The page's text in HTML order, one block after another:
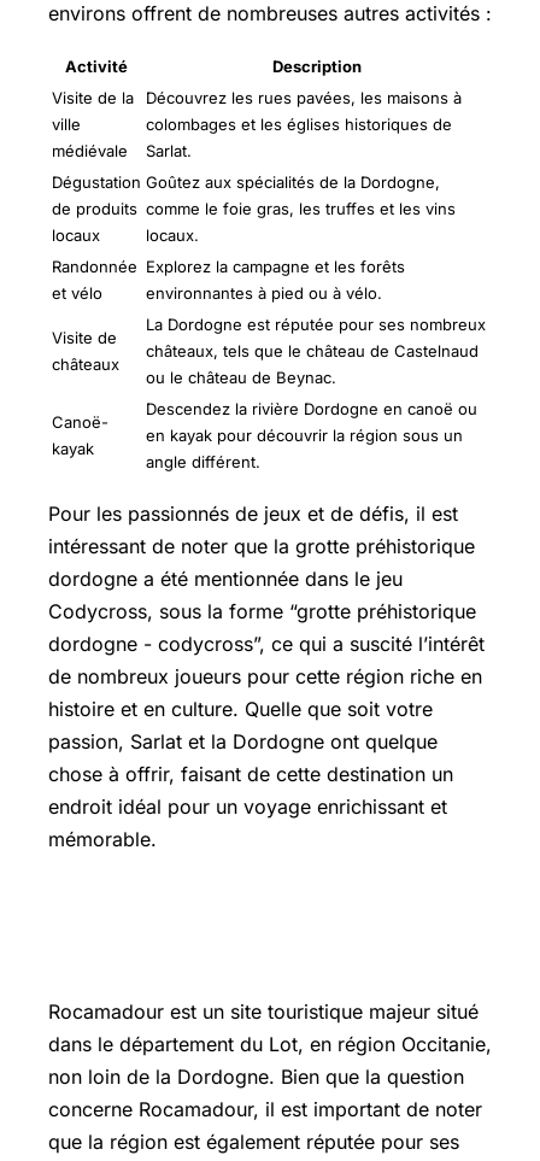
environs offrent de nombreuses autres activités :
Activité
Description
Visite de la
ville
médiévale
Découvrez les rues pavées, les maisons à
colombages et les églises historiques de
Sarlat.
Dégustation
de produits
locaux
Goûtez aux spécialités de la Dordogne,
comme le foie gras, les truffes et les vins
locaux.
Randonnée
et vélo
Explorez la campagne et les forêts
environnantes à pied ou à vélo.
Visite de
châteaux
La Dordogne est réputée pour ses nombreux
châteaux, tels que le château de Castelnaud
ou le château de Beynac.
Canoë-
kayak
Descendez la rivière Dordogne en canoë ou
en kayak pour découvrir la région sous un
angle différent.
Pour les passionnés de jeux et de défis, il est
intéressant de noter que la grotte préhistorique
dordogne a été mentionnée dans le jeu
Codycross, sous la forme “grotte préhistorique
dordogne - codycross”, ce qui a suscité l’intérêt
de nombreux joueurs pour cette région riche en
histoire et en culture. Quelle que soit votre
passion, Sarlat et la Dordogne ont quelque
chose à offrir, faisant de cette destination un
endroit idéal pour un voyage enrichissant et
mémorable.
Rocamadour est un site touristique majeur situé
dans le département du Lot, en région Occitanie,
non loin de la Dordogne. Bien que la question
concerne Rocamadour, il est important de noter
que la région est également réputée pour ses